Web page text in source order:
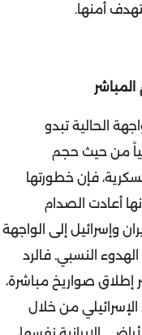
أمنها.
الحالية تبدو
من حيث حجم
فإن خطورتها
أعادت الصدام
وإسرائيل إلى الواجهة
النسبي. فالرد
إطلاق صواريخ مباشرة،
الإسرائيلي من خلال